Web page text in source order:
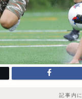
記事内